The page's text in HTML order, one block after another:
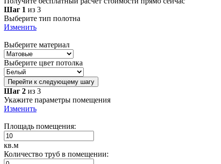
Шаг 1 из 3
Выберите тип полотна
Изменить
Выберите материал
Выберите цвет потолка
Перейти к следующему шагу
Шаг 2 из 3
Укажите параметры помещения
Изменить
Площадь помещения:
кв.м
Количество труб в помещении: